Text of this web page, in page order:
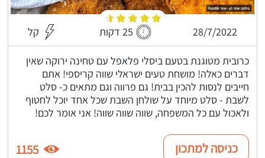
28/7/2022 25 דקות קל
כרובית מטוגנת בטעם ביסלי פלאפל עם טחינה ירוקה שאין
דברים כאלה! מושחת טעים ישראלי שווה קריספי! אתם
חייבים לנסות להכין בבית! גם פרווה וגם מתאים כ- סלט
לשבת - סלט מיוחד על שולחן השבת שכל אחד יוכל לחטוף
ולאכול עם כל המשפחה, שווה שווה שווה! אני אומר לכם!
כניסה למתכון 1155